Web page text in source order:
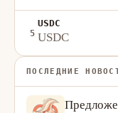
5
USDC
USDC
ПОСЛЕДНИЕ